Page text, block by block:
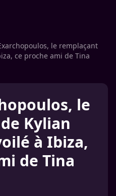
le remplaçant
ce proche ami de Tina
le
Kylian
à Ibiza,
de Tina